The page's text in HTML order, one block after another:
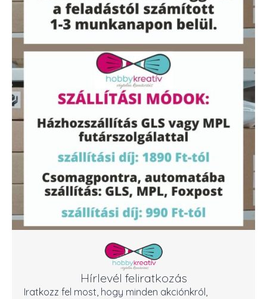
Hírlevél feliratkozás
Iratkozz fel most, hogy minden akciónkról,